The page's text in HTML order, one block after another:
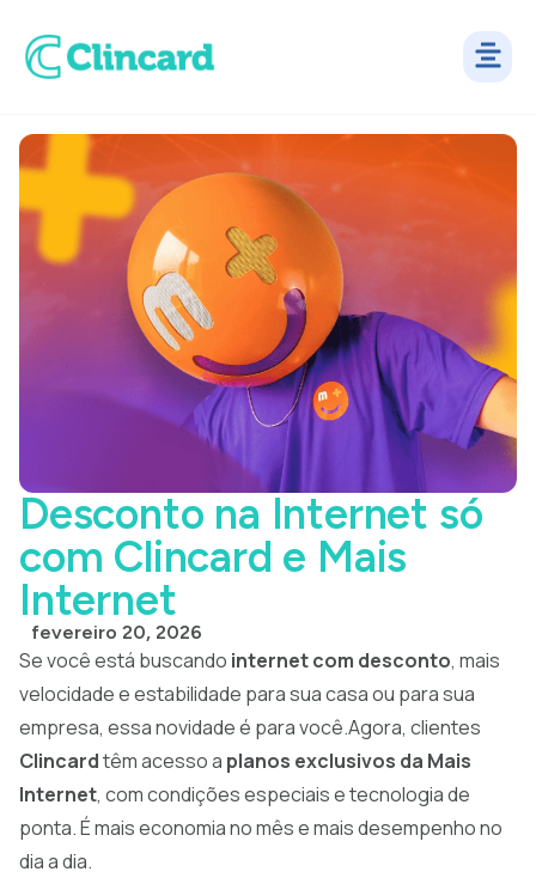
Desconto na Internet só
com Clincard e Mais
Internet
fevereiro 20, 2026
Se você está buscando internet com desconto, mais
velocidade e estabilidade para sua casa ou para sua
empresa, essa novidade é para você.Agora, clientes
Clincardtêm acesso a planos exclusivos da Mais
Internet, com condições especiais e tecnologia de
ponta. É mais economia no mês e mais desempenho no
dia a dia.